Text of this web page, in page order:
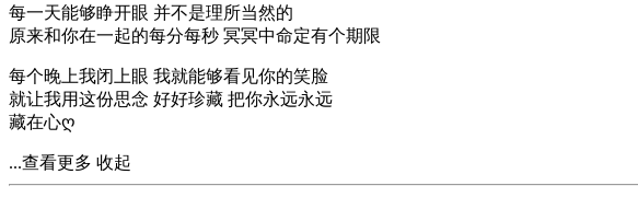
每一天能够睁开眼 并不是理所当然的
原来和你在一起的每分每秒 冥冥中命定有个期限
每个晚上我闭上眼 我就能够看见你的笑脸
就让我用这份思念 好好珍藏 把你永远永远
藏在心ღ
...查看更多 收起